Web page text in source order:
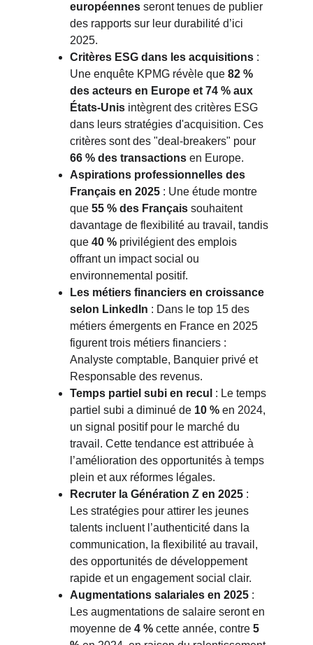
européennes seront tenues de publier
des rapports sur leur durabilité d’ici
2025.
Critères ESG dans les acquisitions :
Une enquête KPMG révèle que 82 %
des acteurs en Europe et 74 % aux
États-Unis intègrent des critères ESG
dans leurs stratégies d'acquisition. Ces
critères sont des "deal-breakers" pour
66 % des transactions en Europe.
Aspirations professionnelles des
Français en 2025 : Une étude montre
que 55 % des Français souhaitent
davantage de flexibilité au travail, tandis
que 40 % privilégient des emplois
offrant un impact social ou
environnemental positif.
Les métiers financiers en croissance
selon LinkedIn : Dans le top 15 des
métiers émergents en France en 2025
figurent trois métiers financiers :
Analyste comptable, Banquier privé et
Responsable des revenus.
Temps partiel subi en recul : Le temps
partiel subi a diminué de 10 % en 2024,
un signal positif pour le marché du
travail. Cette tendance est attribuée à
l’amélioration des opportunités à temps
plein et aux réformes légales.
Recruter la Génération Z en 2025 :
Les stratégies pour attirer les jeunes
talents incluent l’authenticité dans la
communication, la flexibilité au travail,
des opportunités de développement
rapide et un engagement social clair.
Augmentations salariales en 2025 :
Les augmentations de salaire seront en
moyenne de 4 % cette année, contre 5